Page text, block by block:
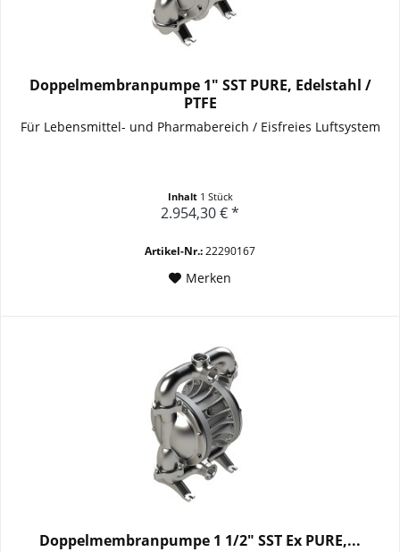
Doppelmembranpumpe 1" SST PURE, Edelstahl /
PTFE
Für Lebensmittel- und Pharmabereich / Eisfreies Luftsystem
Inhalt 1 Stück
2.954,30 € *
Artikel-Nr.:22290167
Merken
Doppelmembranpumpe 1 1/2" SST Ex PURE,...